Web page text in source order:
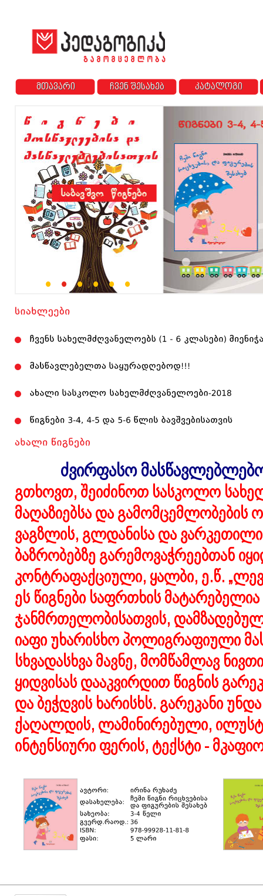
მთავარი ჩვენ შესახებ კატალოგი
-- -- -- -- -- --
ძვირფასო
გთხოვთ, შეიძინოთ სასკოლო
მაღაზიებსა და გამომცემლობების
ვაგზლის, გლდანისა და
ბაზრობებზე გარემოვაჭრეებთან
კონტრაფაქციული, ყალბი, ე.წ.
ეს წიგნები საფრთხის მატარებელია
ჯანმრთელობისათვის,
იაფი უხარისხო პოლიგრაფიული
სხვადასხვა მავნე, მომწამლავ
ყიდვისას დააკვირდით წიგნის
და ბეჭდვის ხარისხს. გარეკანი
ქაღალდის, ლამინირებული,
ინტენსიური ფერის, ტექსტი -